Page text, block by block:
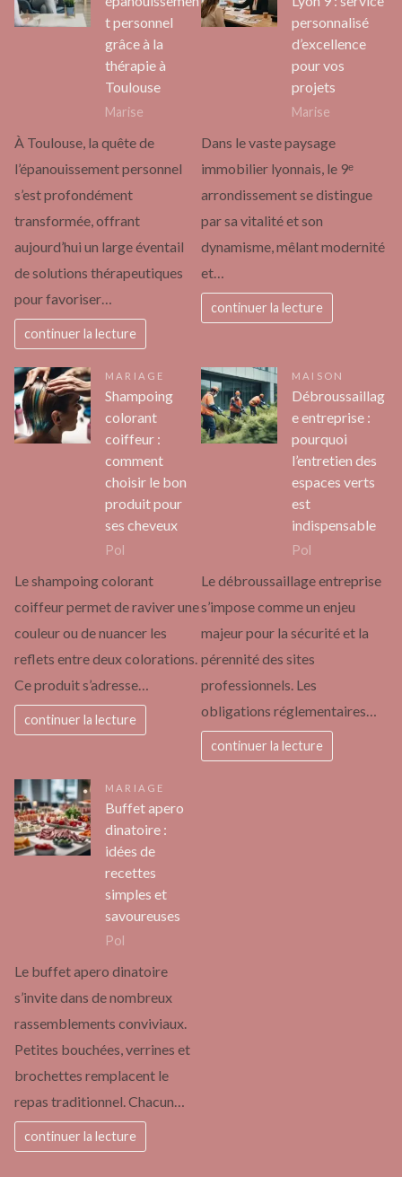
t personnel
grâce à la
thérapie à
Toulouse
Marise
À Toulouse, la quête de
l’épanouissement personnel
s’est profondément
transformée, offrant
aujourd’hui un large éventail
de solutions thérapeutiques
pour favoriser…
continuer la lecture
personnalisé
d’excellence
pour vos
projets
Marise
Dans le vaste paysage
immobilier lyonnais, le 9ᵉ
arrondissement se distingue
par sa vitalité et son
dynamisme, mêlant modernité
et…
continuer la lecture
MARIAGE
Shampoing
colorant
coiffeur :
comment
choisir le bon
produit pour
ses cheveux
Pol
Le shampoing colorant
coiffeur permet de raviver une
couleur ou de nuancer les
reflets entre deux colorations.
Ce produit s’adresse…
continuer la lecture
MAISON
Débroussaillag
e entreprise :
pourquoi
l’entretien des
espaces verts
est
indispensable
Pol
Le débroussaillage entreprise
s’impose comme un enjeu
majeur pour la sécurité et la
pérennité des sites
professionnels. Les
obligations réglementaires…
continuer la lecture
MARIAGE
Buffet apero
dinatoire :
idées de
recettes
simples et
savoureuses
Pol
Le buffet apero dinatoire
s’invite dans de nombreux
rassemblements conviviaux.
Petites bouchées, verrines et
brochettes remplacent le
repas traditionnel. Chacun…
continuer la lecture